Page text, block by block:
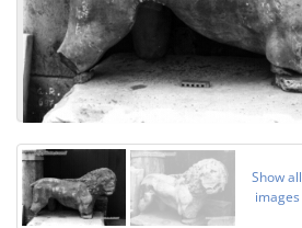
Show all
images